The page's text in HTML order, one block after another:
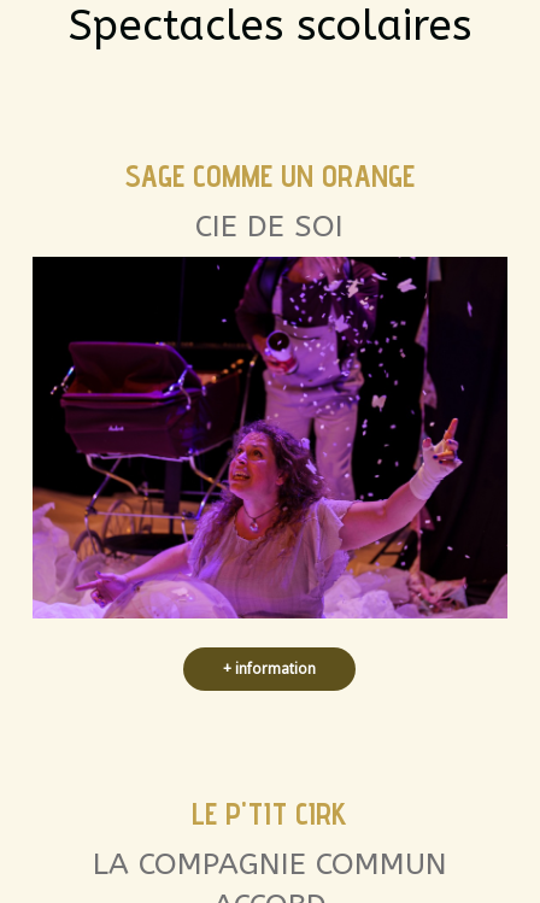
Spectacles scolaires
SAGE COMME UN ORANGE
CIE DE SOI
+ information
LE P'TIT CIRK
LA COMPAGNIE COMMUN